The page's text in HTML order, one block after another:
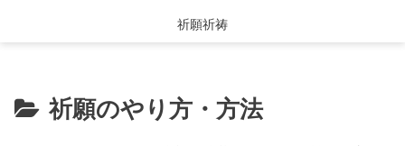
祈願祈祷
祈願のやり方・方法